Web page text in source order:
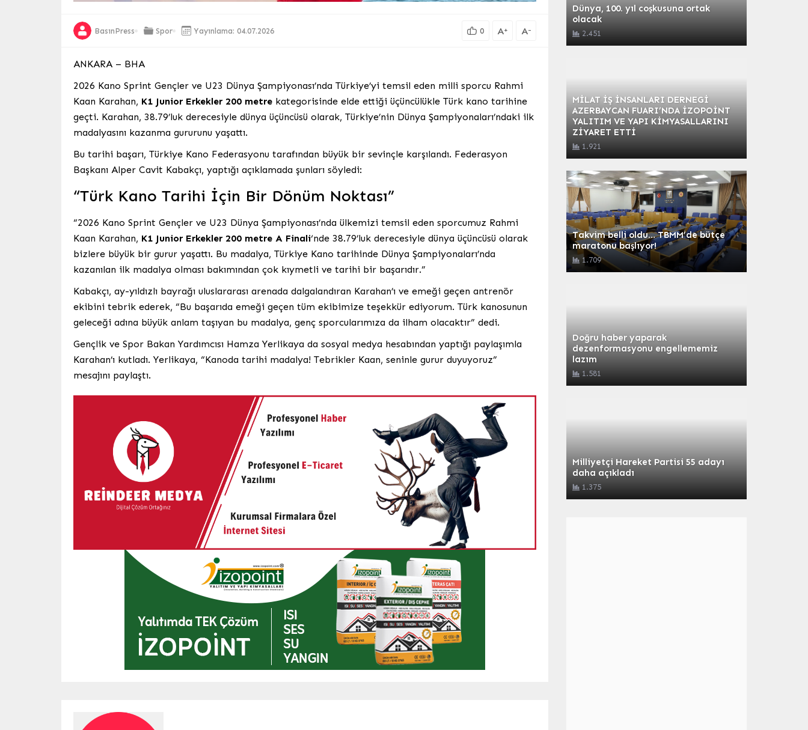
BasınPress Spor Yayınlama: 04.07.2026 0 A+ A-
ANKARA – BHA
2026 Kano Sprint Gençler ve U23 Dünya Şampiyonası’nda Türkiye’yi temsil eden milli sporcu Rahmi
Kaan Karahan, K1 Junior Erkekler 200 metre kategorisinde elde ettiği üçüncülükle Türk kano tarihine
geçti. Karahan, 38.79’luk derecesiyle dünya üçüncüsü olarak, Türkiye’nin Dünya Şampiyonaları’ndaki ilk
madalyasını kazanma gururunu yaşattı.
Bu tarihi başarı, Türkiye Kano Federasyonu tarafından büyük bir sevinçle karşılandı. Federasyon
Başkanı Alper Cavit Kabakçı, yaptığı açıklamada şunları söyledi:
“Türk Kano Tarihi İçin Bir Dönüm Noktası”
“2026 Kano Sprint Gençler ve U23 Dünya Şampiyonası’nda ülkemizi temsil eden sporcumuz Rahmi
Kaan Karahan, K1 Junior Erkekler 200 metre A Finali‘nde 38.79’luk derecesiyle dünya üçüncüsü olarak
bizlere büyük bir gurur yaşattı. Bu madalya, Türkiye Kano tarihinde Dünya Şampiyonaları’nda
kazanılan ilk madalya olması bakımından çok kıymetli ve tarihi bir başarıdır.”
Kabakçı, ay-yıldızlı bayrağı uluslararası arenada dalgalandıran Karahan’ı ve emeği geçen antrenör
ekibini tebrik ederek, “Bu başarıda emeği geçen tüm ekibimize teşekkür ediyorum. Türk kanosunun
geleceği adına büyük anlam taşıyan bu madalya, genç sporcularımıza da ilham olacaktır” dedi.
Gençlik ve Spor Bakan Yardımcısı Hamza Yerlikaya da sosyal medya hesabından yaptığı paylaşımla
Karahan’ı kutladı. Yerlikaya, “Kanoda tarihi madalya! Tebrikler Kaan, seninle gurur duyuyoruz”
mesajını paylaştı.
Dünya, 100. yıl coşkusuna ortak
olacak
2.451
MİLAT İŞ İNSANLARI DERNEGİ
AZERBAYCAN FUARI’NDA İZOPOİNT
YALITIM VE YAPI KİMYASALLARINI
ZİYARET ETTİ
1.921
Takvim belli oldu… TBMM’de bütçe
maratonu başlıyor!
1.709
Doğru haber yaparak
dezenformasyonu engellememiz
lazım
1.581
Milliyetçi Hareket Partisi 55 adayı
daha açıkladı
1.375